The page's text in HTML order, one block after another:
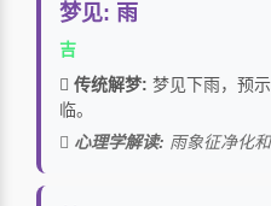
梦见: 雨
吉
传统解梦: 梦见下雨，预
临。
心理学解读: 雨象征净化